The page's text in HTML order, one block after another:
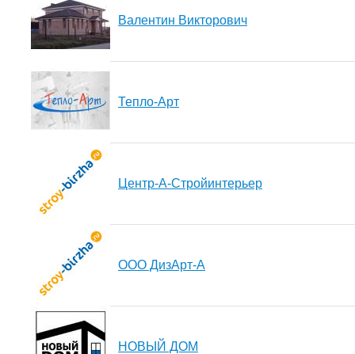
Валентин Викторович
Тепло-Арт
Центр-А-Стройинтерьер
ООО ДизАрт-А
НОВЫЙ ДОМ